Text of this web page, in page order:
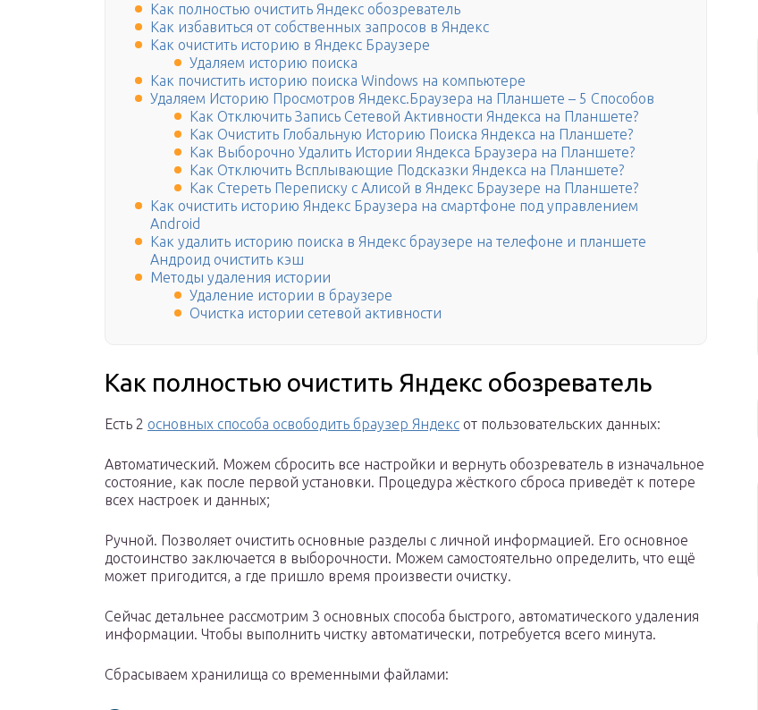
Как полностью очистить Яндекс обозреватель
Как избавиться от собственных запросов в Яндекс
Как очистить историю в Яндекс Браузере
Удаляем историю поиска
Как почистить историю поиска Windows на компьютере
Удаляем Историю Просмотров Яндекс.Браузера на Планшете – 5 Способов
Как Отключить Запись Сетевой Активности Яндекса на Планшете?
Как Очистить Глобальную Историю Поиска Яндекса на Планшете?
Как Выборочно Удалить Истории Яндекса Браузера на Планшете?
Как Отключить Всплывающие Подсказки Яндекса на Планшете?
Как Стереть Переписку с Алисой в Яндекс Браузере на Планшете?
Как очистить историю Яндекс Браузера на смартфоне под управлением
Android
Как удалить историю поиска в Яндекс браузере на телефоне и планшете
Андроид очистить кэш
Методы удаления истории
Удаление истории в браузере
Очистка истории сетевой активности
Как полностью очистить Яндекс обозреватель
Есть 2 основных способа освободить браузер Яндекс от пользовательских данных:
Автоматический. Можем сбросить все настройки и вернуть обозреватель в изначальное
состояние, как после первой установки. Процедура жёсткого сброса приведёт к потере
всех настроек и данных;
Ручной. Позволяет очистить основные разделы с личной информацией. Его основное
достоинство заключается в выборочности. Можем самостоятельно определить, что ещё
может пригодится, а где пришло время произвести очистку.
Сейчас детальнее рассмотрим 3 основных способа быстрого, автоматического удаления
информации. Чтобы выполнить чистку автоматически, потребуется всего минута.
Сбрасываем хранилища со временными файлами: